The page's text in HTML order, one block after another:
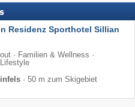
Residenz Sporthotel Sillian
· Familien & Wellness ·
Lifestyle
· 50 m zum Skigebiet